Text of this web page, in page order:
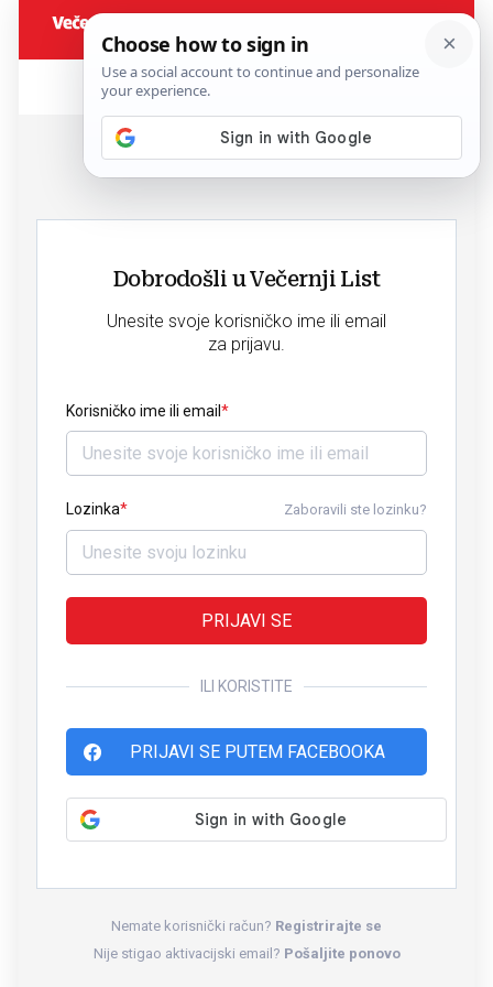
Dobrodošli u Večernji List
Unesite svoje korisničko ime ili email
za prijavu.
Korisničko ime ili email
Lozinka Zaboravili ste lozinku?
PRIJAVI SE
ILI KORISTITE
PRIJAVI SE PUTEM FACEBOOKA
Nemate korisnički račun? Registrirajte se
Nije stigao aktivacijski email? Pošaljite ponovo